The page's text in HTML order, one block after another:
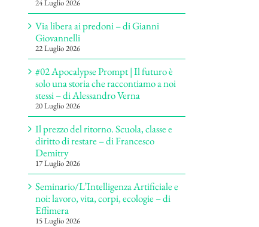
24 Luglio 2026
Via libera ai predoni – di Gianni
Giovannelli
22 Luglio 2026
#02 Apocalypse Prompt | Il futuro è
solo una storia che raccontiamo a noi
stessi – di Alessandro Verna
20 Luglio 2026
Il prezzo del ritorno. Scuola, classe e
diritto di restare – di Francesco
Demitry
17 Luglio 2026
Seminario/L’Intelligenza Artificiale e
noi: lavoro, vita, corpi, ecologie – di
Effimera
15 Luglio 2026